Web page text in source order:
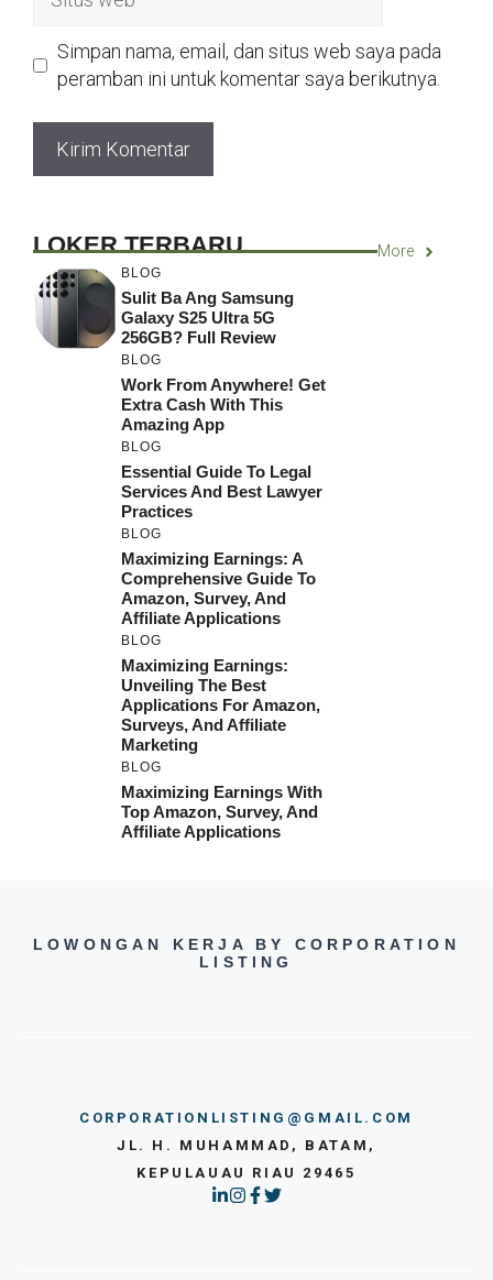
web
Simpan nama, email, dan situs web saya pada
peramban ini untuk komentar saya berikutnya.
LOKER TERBARU More
BLOG
Sulit Ba Ang Samsung
Galaxy S25 Ultra 5G
256GB? Full Review
BLOG
Work From Anywhere! Get
Extra Cash With This
Amazing App
BLOG
Essential Guide To Legal
Services And Best Lawyer
Practices
BLOG
Maximizing Earnings: A
Comprehensive Guide To
Amazon, Survey, And
Affiliate Applications
BLOG
Maximizing Earnings:
Unveiling The Best
Applications For Amazon,
Surveys, And Affiliate
Marketing
BLOG
Maximizing Earnings With
Top Amazon, Survey, And
Affiliate Applications
LOWONGAN KERJA BY CORPORATION
LISTING
CORPORATIONLISTING@GMAIL.COM
JL. H. MUHAMMAD, BATAM,
KEPULAUAU RIAU 29465